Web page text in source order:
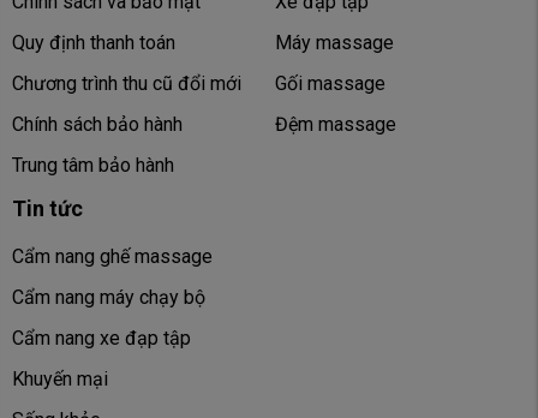
HCM
Giờ mở cửa:8h-22h
Chỗ để xe:Có chỗ để xe ô tô
TTTM Vincom Mega Mall Thảo Điền
Địa chỉ:Tầng 2 TTTM SC VivoCity, 1058 Nguyễn Văn
Linh, P. Tân Hưng, TP. HCM
Hotline: 10h-21h30
Chỗ để xe:Có chỗ để xe ô tô
Quy định thanh toán
Chương trình thu cũ đổi mới
Chính sách bảo hành
Trung tâm bảo hành
Máy massage
Gối massage
Đệm massage
Tin tức
Cẩm nang ghế massage
Cẩm nang máy chạy bộ
Cẩm nang xe đạp tập
Khuyến mại